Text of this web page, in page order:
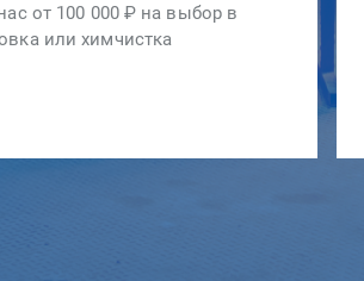
от 100 000 ₽ на выбор в
или химчистка